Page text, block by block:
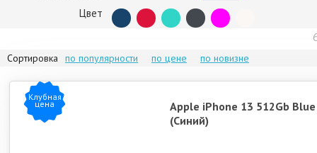
iPhone 16 Pro Max iPhone Air
iPhone 17e iPhone 16e
Цвет
Сортировка по популярности по цене по новизне
Клубная
цена
Apple iPhone 13 512Gb Blue
(Синий)